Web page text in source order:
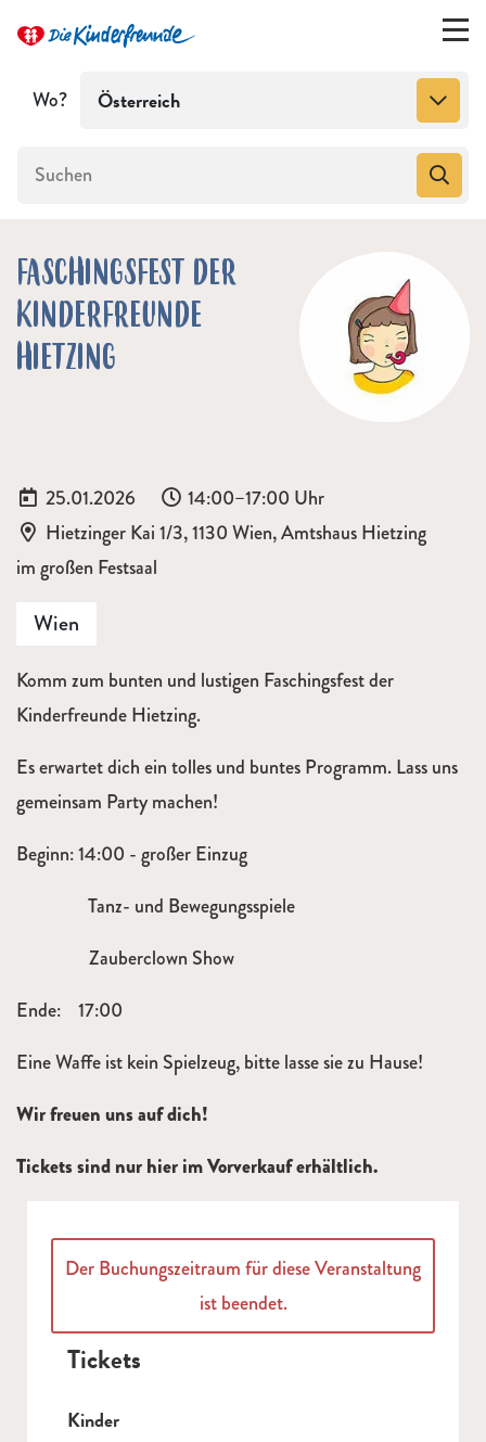
Wo? Österreich
FASCHINGSFEST DER
KINDERFREUNDE
HIETZING
Datum:
25.01.2026 Uhrzeit:
14:00–17:00 Uhr
Ort:
Hietzinger Kai 1/3, 1130 Wien, Amtshaus Hietzing
im großen Festsaal
Wien
Komm zum bunten und lustigen Faschingsfest der
Kinderfreunde Hietzing.
Es erwartet dich ein tolles und buntes Programm. Lass uns
gemeinsam Party machen!
Beginn: 14:00 - großer Einzug
Tanz- und Bewegungsspiele
Zauberclown Show
Ende: 17:00
Eine Waffe ist kein Spielzeug, bitte lasse sie zu Hause!
Wir freuen uns auf dich!
Tickets sind nur hier im Vorverkauf erhältlich.
Der Buchungszeitraum für diese Veranstaltung
ist beendet.
Tickets
Kinder